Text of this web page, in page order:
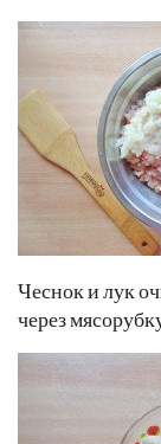
Чеснок и лук
через